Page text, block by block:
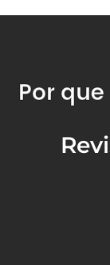
Por